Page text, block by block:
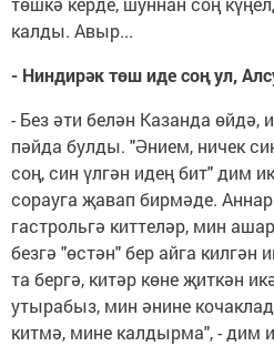
калды. Авыр...
- Ниндирәк төш иде соң ул,
- Без әти белән Казанда өйдә,
пәйда булды. "Әнием, ничек
соң, син үлгән идең бит" дим
сорауга җавап бирмәде.
гастрольгә киттеләр, мин
безгә "өстән" бер айга
та бергә, китәр көне җиткән
утырабыз, мин әнине
китмә, мине калдырма", - дим